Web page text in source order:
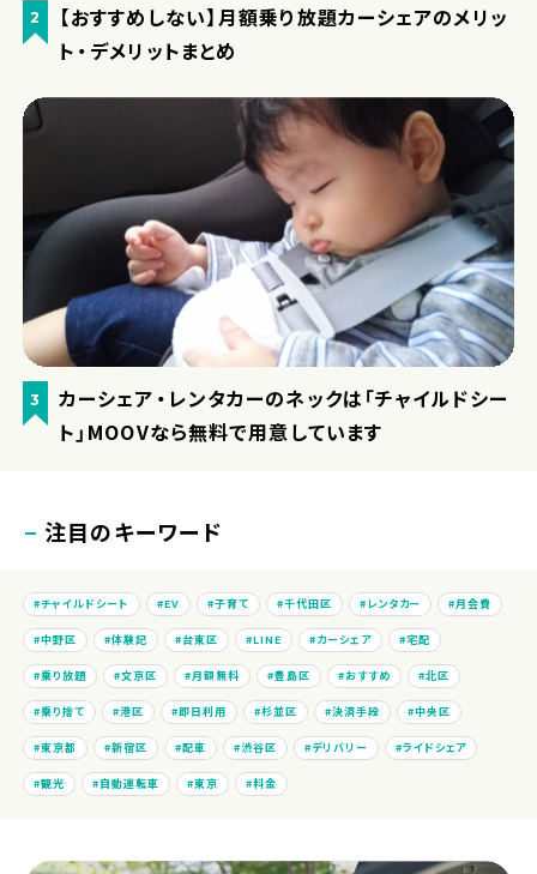
2
【おすすめしない】月額乗り放題カーシェアのメリッ
ト・デメリットまとめ
3
カーシェア・レンタカーのネックは「チャイルドシー
ト」MOOVなら無料で用意しています
注目のキーワード
チャイルドシート EV 子育て 千代田区 レンタカー 月会費
中野区 体験記 台東区 LINE カーシェア 宅配
乗り放題 文京区 月額無料 豊島区 おすすめ 北区
乗り捨て 港区 即日利用 杉並区 決済手段 中央区
東京都 新宿区 配車 渋谷区 デリバリー ライドシェア
観光 自動運転車 東京 料金